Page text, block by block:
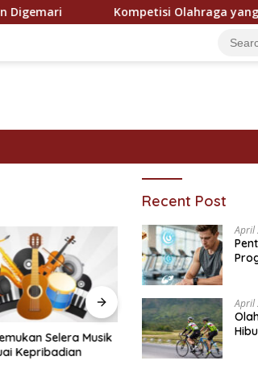
Kompetisi Olahraga yang
Selera Musik
Kepribadian
Program Bantuan
Efektivitasnya
Recent Post
April
April